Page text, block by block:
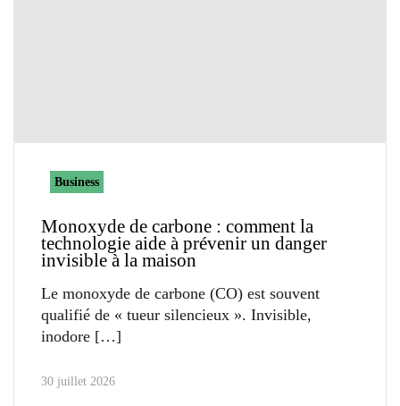
Business
Monoxyde de carbone : comment la
technologie aide à prévenir un danger
invisible à la maison
Le monoxyde de carbone (CO) est souvent
qualifié de « tueur silencieux ». Invisible,
inodore
30 juillet 2026